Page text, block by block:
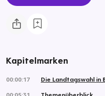
Kapitelmarken
00:00:17
Die Landtagswahl in
00:05:31
Themenüberblick